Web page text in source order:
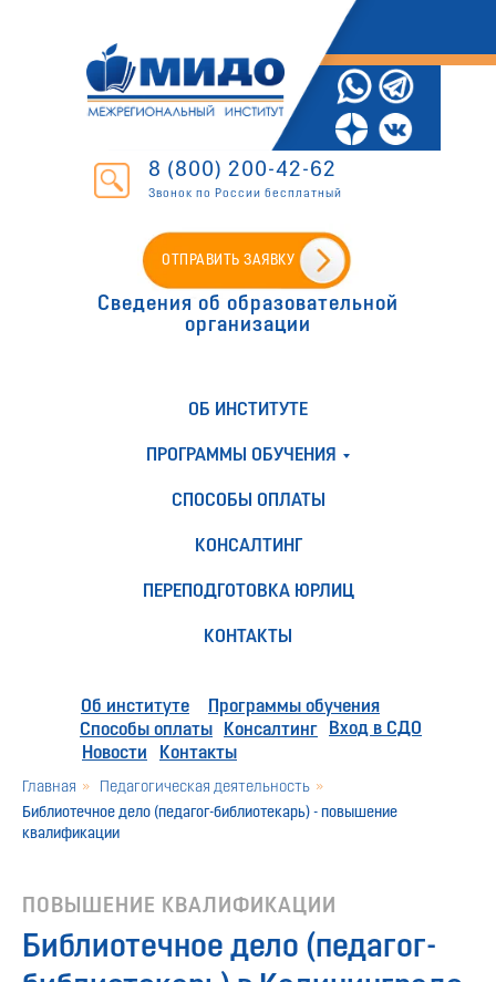
8 (800) 200-42-62
Звонок по России бесплатный
ОТПРАВИТЬ ЗАЯВКУ
Сведения об образовательной
организации
ОБ ИНСТИТУТЕ
ПРОГРАММЫ ОБУЧЕНИЯ
СПОСОБЫ ОПЛАТЫ
КОНСАЛТИНГ
ПЕРЕПОДГОТОВКА ЮРЛИЦ
КОНТАКТЫ
Об институте
Программы обучения
Способы оплаты
Консалтинг
Новости
Вход в СДО
Контакты
Главная » Педагогическая деятельность »
Библиотечное дело (педагог-библиотекарь) - повышение
квалификации
ПОВЫШЕНИЕ КВАЛИФИКАЦИИ
Библиотечное дело (педагог-